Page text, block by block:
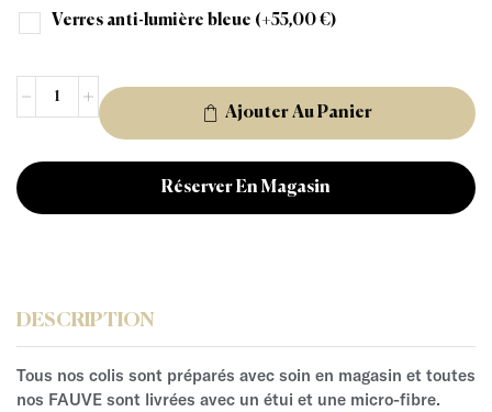
Verres anti-lumière bleue (+55,00 €)
Ajouter Au Panier
Réserver En Magasin
DESCRIPTION
Tous nos colis sont préparés avec soin en magasin et toutes
nos FAUVE sont livrées avec un étui et une micro-fibre.